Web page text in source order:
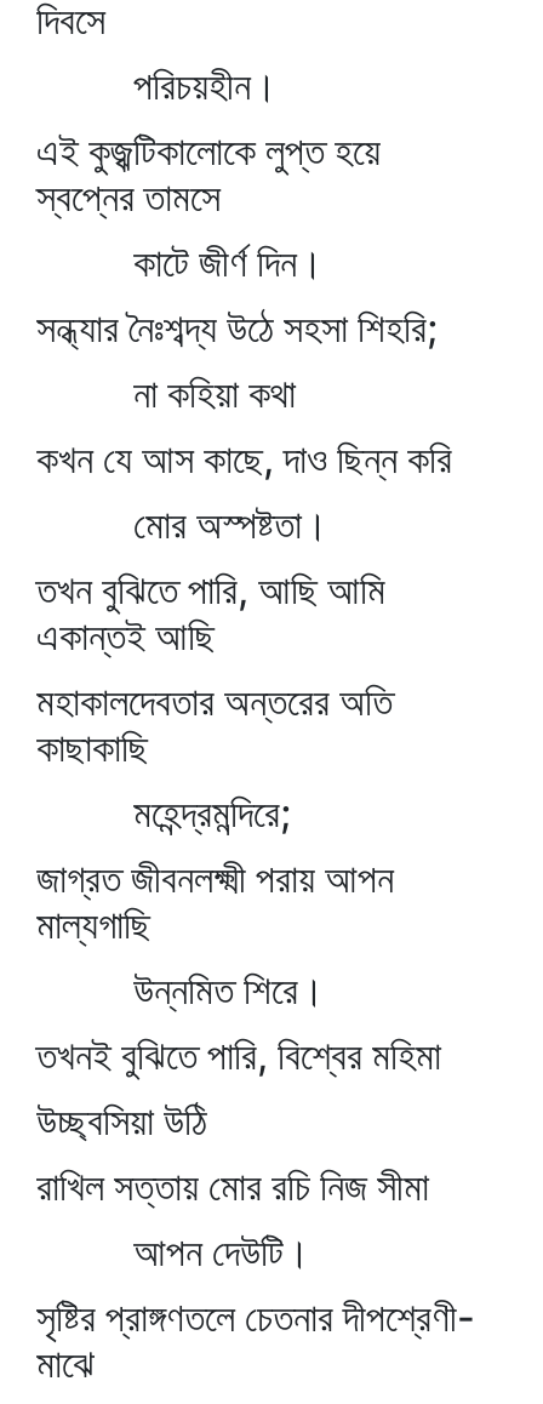
দিবসে
পরিচয়হীন।
এই কুজ্ঝটিকালোকে লুপ্ত হয়ে
স্বপ্নের তামসে
কাটে জীর্ণ দিন।
সন্ধ্যার নৈঃশব্দ্য উঠে সহসা শিহরি;
না কহিয়া কথা
কখন যে আস কাছে, দাও ছিন্ন করি
মোর অস্পষ্টতা।
তখন বুঝিতে পারি, আছি আমি
একান্তই আছি
মহাকালদেবতার অন্তরের অতি
কাছাকাছি
মহেন্দ্রমন্দিরে;
জাগ্রত জীবনলক্ষ্মী পরায় আপন
মাল্যগাছি
উন্নমিত শিরে।
তখনই বুঝিতে পারি, বিশ্বের মহিমা
উচ্ছ্বসিয়া উঠি
রাখিল সত্তায় মোর রচি নিজ সীমা
আপন দেউটি।
সৃষ্টির প্রাঙ্গণতলে চেতনার দীপশ্রেণী-
মাঝে